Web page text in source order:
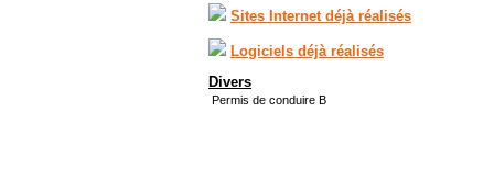
Sites Internet déjà réalisés
Logiciels déjà réalisés
Divers
Permis de conduire B